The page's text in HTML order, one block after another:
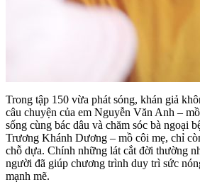
Trong tập 150 vừa phát sóng, khán giả
câu chuyện của em Nguyễn Văn Anh –
sống cùng bác dâu và chăm sóc bà ngoại
Trương Khánh Dương – mồ côi mẹ, chỉ
chỗ dựa. Chính những lát cắt đời thường
người đã giúp chương trình duy trì sức
mạnh mẽ.